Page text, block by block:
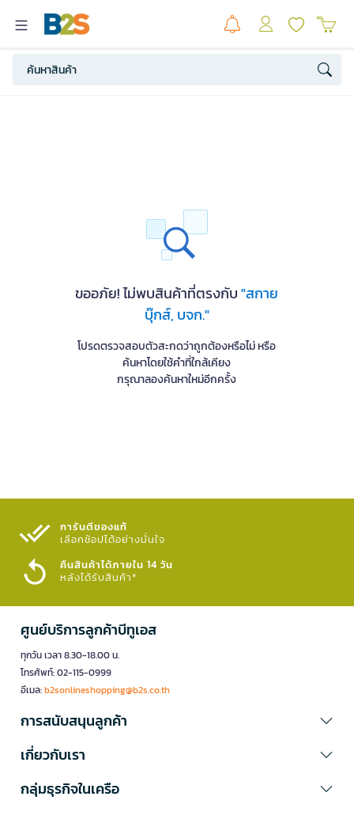
ขออภัย! ไม่พบสินค้าที่ตรงกับ"สกาย
บุ๊กส์, บจก."
โปรดตรวจสอบตัวสะกดว่าถูกต้องหรือไม่ หรือ
ค้นหาโดยใช้คำที่ใกล้เคียง
กรุณาลองค้นหาใหม่อีกครั้ง
การันตีของแท้
เลือกช้อปได้อย่างมั่นใจ​
คืนสินค้าได้ภายใน 14 วัน
หลังได้รับสินค้า*
ศูนย์บริการลูกค้าบีทูเอส
ทุกวัน เวลา 8.30-18.00 น.
โทรศัพท์: 02-115-0999
อีเมล:b2sonlineshopping@b2s.co.th
การสนับสนุนลูกค้า
เกี่ยวกับเรา
กลุ่มธุรกิจในเครือ